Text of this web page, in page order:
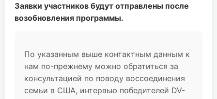
Заявки участников будут отправлены после
возобновления программы.
По указанным выше контактным данным к
нам по-прежнему можно обратиться за
консультацией по поводу воссоединения
семьи в США, интервью победителей DV-